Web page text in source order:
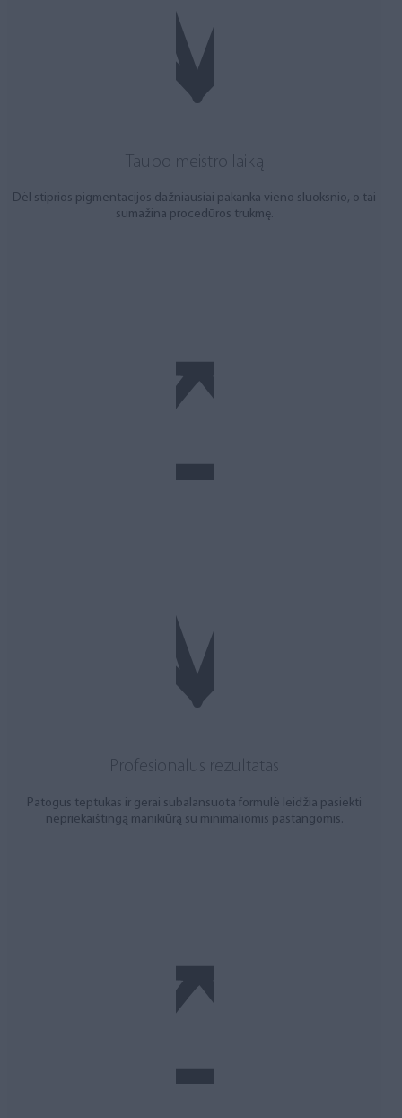
Taupo meistro laiką
Dėl stiprios pigmentacijos dažniausiai pakanka vieno sluoksnio, o tai
sumažina procedūros trukmę.
Profesionalus rezultatas
Patogus teptukas ir gerai subalansuota formulė leidžia pasiekti
nepriekaištingą manikiūrą su minimaliomis pastangomis.